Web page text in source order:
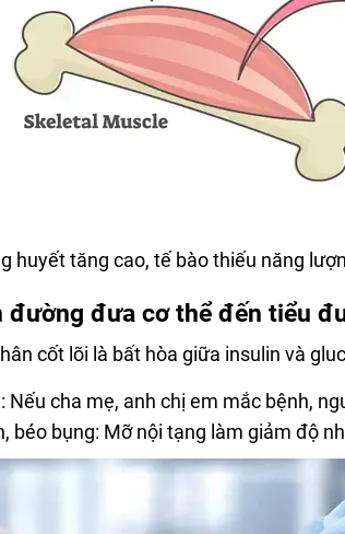
huyết tăng cao, tế bào thiếu năng
đường đưa cơ thể đến tiểu
cốt lõi là bất hòa giữa insulin và
Nếu cha mẹ, anh chị em mắc bệnh,
béo bụng: Mỡ nội tạng làm giảm độ